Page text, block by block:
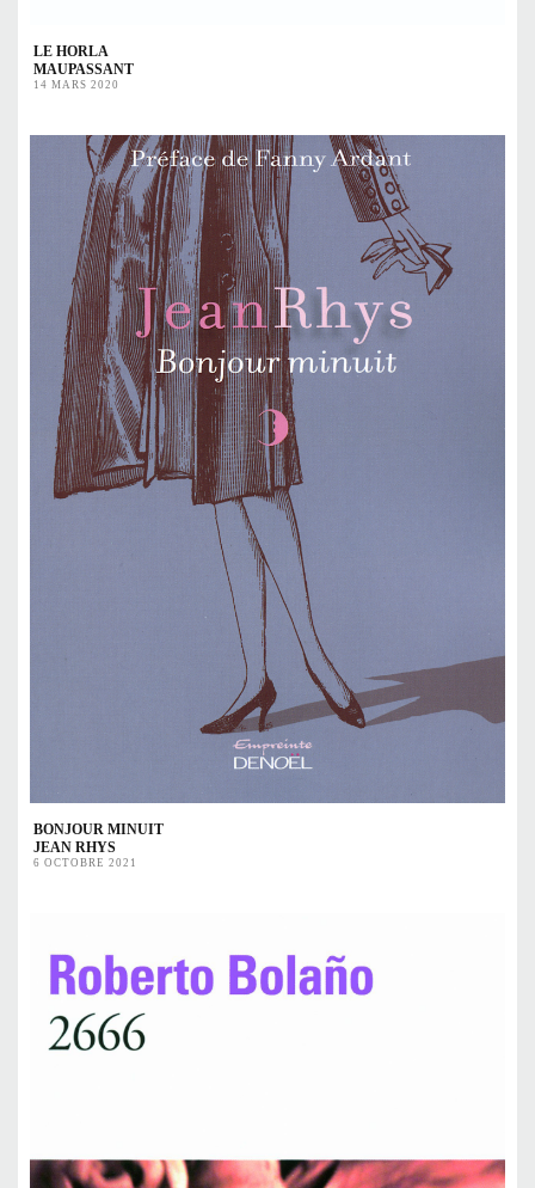
LE HORLA
MAUPASSANT
14 MARS 2020
BONJOUR MINUIT
JEAN RHYS
6 OCTOBRE 2021